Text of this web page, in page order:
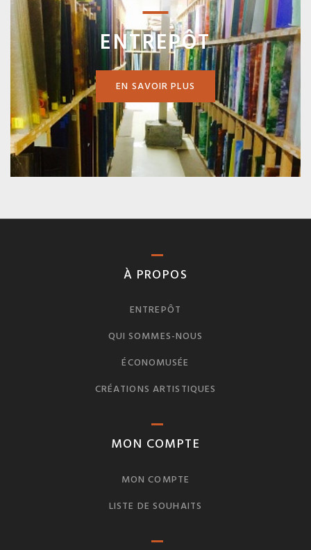
ENTREPÔT
EN SAVOIR PLUS
À PROPOS
ENTREPÔT
QUI SOMMES-NOUS
ÉCONOMUSÉE
CRÉATIONS ARTISTIQUES
MON COMPTE
MON COMPTE
LISTE DE SOUHAITS